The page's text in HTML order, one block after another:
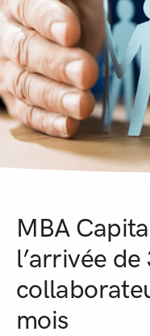
MBA
l’arrivée
mois